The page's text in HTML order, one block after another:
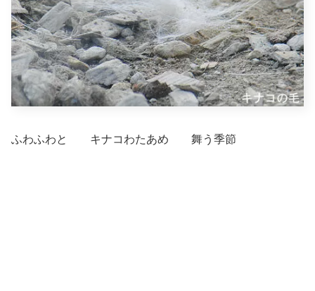
ふわふわと キナコわたあめ 舞う季節